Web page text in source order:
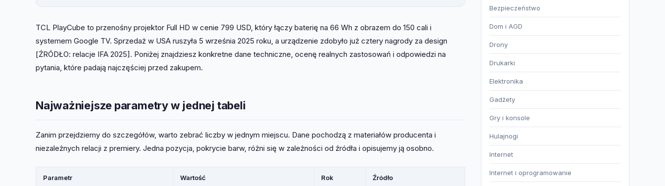
TCL PlayCube to przenośny projektor Full HD w cenie 799 USD, który łączy baterię na 66 Wh z obrazem do 150 cali i
systemem Google TV. Sprzedaż w USA ruszyła 5 września 2025 roku, a urządzenie zdobyło już cztery nagrody za design
[ŹRÓDŁO: relacje IFA 2025]. Poniżej znajdziesz konkretne dane techniczne, ocenę realnych zastosowań i odpowiedzi na
pytania, które padają najczęściej przed zakupem.
Najważniejsze parametry w jednej tabeli
Zanim przejdziemy do szczegółów, warto zebrać liczby w jednym miejscu. Dane pochodzą z materiałów producenta i
niezależnych relacji z premiery. Jedna pozycja, pokrycie barw, różni się w zależności od źródła i opisujemy ją osobno.
Parametr Wartość Rok Źródło
Bezpieczeństwo
Dom i AGD
Drony
Drukarki
Elektronika
Gadżety
Gry i konsole
Hulajnogi
Internet
Internet i oprogramowanie